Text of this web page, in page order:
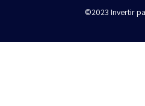
©2023 Invertir